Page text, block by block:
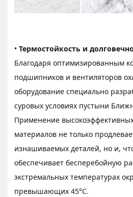
•Термостойкость и
Благодаря оптимизированным
подшипников и вентиляторов
оборудование специально
суровых условиях пустыни
Применение
материалов не только
изнашиваемых деталей, но и,
обеспечивает бесперебойную
экстремальных температурах
превышающих 45°C.